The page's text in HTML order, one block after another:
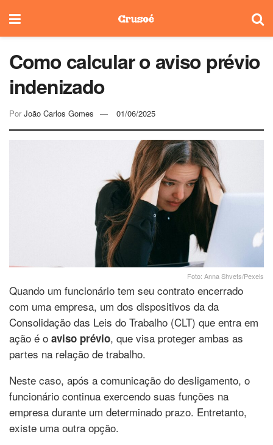
Como calcular o aviso prévio
indenizado
Por João Carlos Gomes 01/06/2025
Foto: Anna Shvets/Pexels
Quando um funcionário tem seu contrato encerrado
com uma empresa, um dos dispositivos da da
Consolidação das Leis do Trabalho (CLT) que entra em
ação é o aviso prévio, que visa proteger ambas as
partes na relação de trabalho.
Neste caso, após a comunicação do desligamento, o
funcionário continua exercendo suas funções na
empresa durante um determinado prazo. Entretanto,
existe uma outra opção.